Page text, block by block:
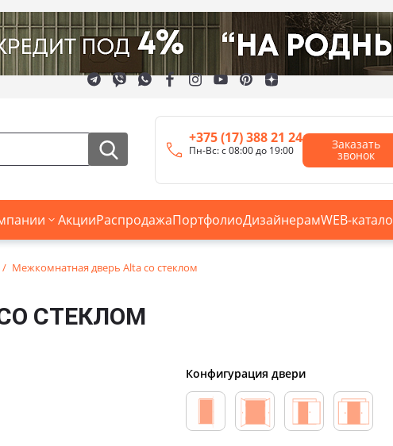
+375 (17) 388 21 24
Пн-Вс: с 08:00 до 19:00 Заказать
звонок
АкцииРаспродажаПортфолиоДизайнерамWEB-
Межкомнатная дверь Alta со стеклом
СТЕКЛОМ
Конфигурация двери